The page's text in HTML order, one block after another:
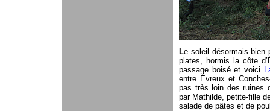
Le soleil désormais bien
plates, hormis la côte
passage boisé et voici
entre Évreux et
pas très loin des ruines
par Mathilde, petite-fille
salade de pâtes et de